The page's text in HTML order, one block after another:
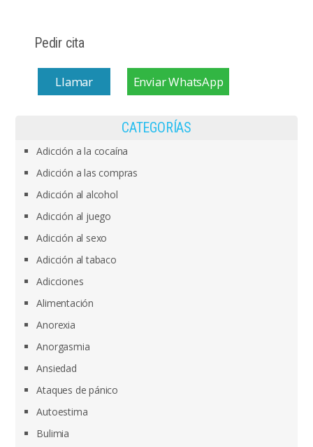
Pedir cita
Llamar Enviar WhatsApp
CATEGORÍAS
Adicción a la cocaína
Adicción a las compras
Adicción al alcohol
Adicción al juego
Adicción al sexo
Adicción al tabaco
Adicciones
Alimentación
Anorexia
Anorgasmia
Ansiedad
Ataques de pánico
Autoestima
Bulimia